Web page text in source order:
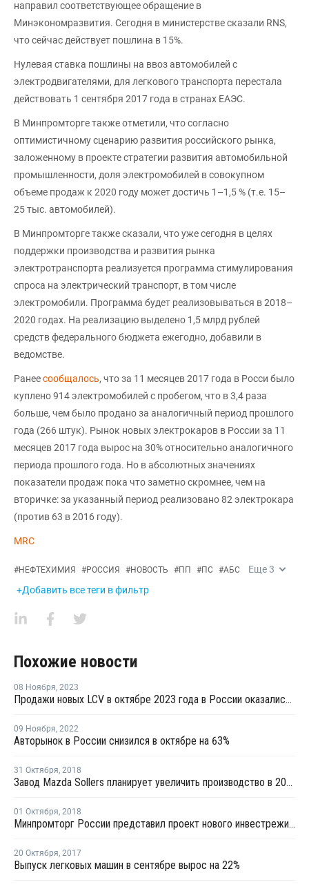
направил соответствующее обращение в
Минэкономразвития. Сегодня в министерстве сказали RNS,
что сейчас действует пошлина в 15%.
Нулевая ставка пошлины на ввоз автомобилей с
электродвигателями, для легкового транспорта перестала
действовать 1 сентября 2017 года в странах ЕАЭС.
В Минпромторге также отметили, что согласно
оптимистичному сценарию развития российского рынка,
заложенному в проекте стратегии развития автомобильной
промышленности, доля электромобилей в совокупном
объеме продаж к 2020 году может достичь 1–1,5 % (т.е. 15–
25 тыс. автомобилей).
В Минпромторге также сказали, что уже сегодня в целях
поддержки производства и развития рынка
электротранспорта реализуется программа стимулирования
спроса на электрический транспорт, в том числе
электромобили. Программа будет реализовываться в 2018–
2020 годах. На реализацию выделено 1,5 млрд рублей
средств федерального бюджета ежегодно, добавили в
ведомстве.
Ранеесообщалось, что за 11 месяцев 2017 года в Росси было
куплено 914 электромобилей с пробегом, что в 3,4 раза
больше, чем было продано за аналогичный период прошлого
года (266 штук). Рынок новых электрокаров в России за 11
месяцев 2017 года вырос на 30% относительно аналогичного
периода прошлого года. Но в абсолютных значениях
показатели продаж пока что заметно скромнее, чем на
вторичке: за указанный период реализовано 82 электрокара
(против 63 в 2016 году).
MRC
#НЕФТЕХИМИЯ #РОССИЯ #НОВОСТЬ #ПП #ПС #АБС Еще3
+Добавить все теги в фильтр
Похожие новости
08 Ноября, 2023
Продажи новых LCV в октябре 2023 года в России оказались максимальными за последние 20 месяцев
09 Ноября, 2022
Авторынок в России снизился в октябре на 63%
31 Октября, 2018
Завод Mazda Sollers планирует увеличить производство в 2018 году почти на 30%
01 Октября, 2018
Минпромторг России представил проект нового инвестрежима для автопрома
20 Октября, 2017
Выпуск легковых машин в сентябре вырос на 22%